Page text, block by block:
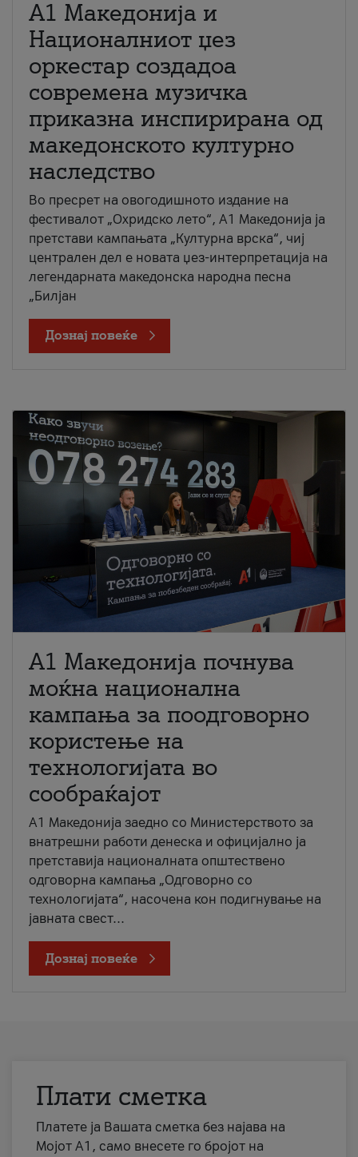
А1 Македонија и
Националниот џез
оркестар создадоа
современа музичка
приказна инспирирана од
македонското културно
наследство
Во пресрет на овогодишното издание на
фестивалот „Охридско лето“, А1 Македонија ја
претстави кампањата „Културна врска“, чиј
централен дел е новата џез-интерпретација на
легендарната македонска народна песна
„Билјан
Дознај повеќе
A1 Македонија почнува
моќна национална
кампања за поодговорно
користење на
технологијата во
сообраќајот
A1 Македонија заедно со Министерството за
внатрешни работи денеска и официјално ја
претставија националната општествено
одговорна кампања „Одговорно со
технологијата“, насочена кон подигнување на
јавната свест...
Дознај повеќе
Плати сметка
Платете ја Вашата сметка без најава на
Мојот А1, само внесете го бројот на